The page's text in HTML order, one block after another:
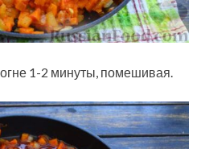
1-2 минуты, помешивая.